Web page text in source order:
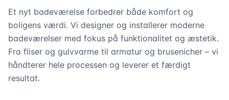
Et nyt badeværelse forbedrer både komfort og
boligens værdi. Vi designer og installerer moderne
badeværelser med fokus på funktionalitet og æstetik.
Fra fliser og gulvvarme til armatur og brusenicher – vi
håndterer hele processen og leverer et færdigt
resultat.